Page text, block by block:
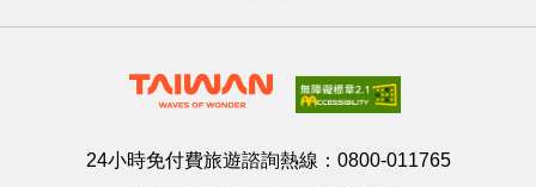
24小時免付費旅遊諮詢熱線： 0800-011765